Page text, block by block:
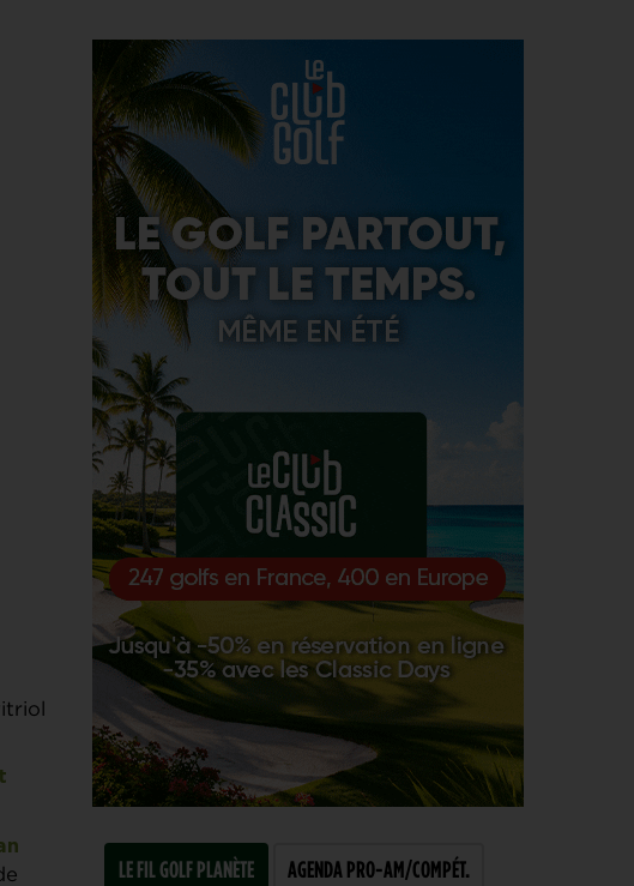
LE FIL GOLF PLANÈTE AGENDA PRO-AM/COMPÉT.